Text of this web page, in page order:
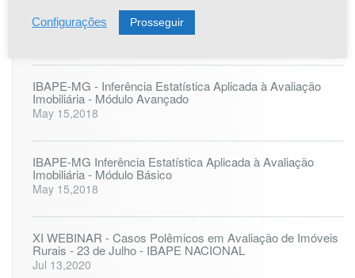
ONLINE: LAUDO PERICIAL DE ENGENHARIA - 25 à 27
de agosto
IBAPE-MG - Inferência Estatística Aplicada à Avaliação
Imobiliária - Módulo Avançado
May 15,2018
IBAPE-MG Inferência Estatística Aplicada à Avaliação
Imobiliária - Módulo Básico
May 15,2018
XI WEBINAR - Casos Polêmicos em Avaliação de Imóveis
Rurais - 23 de Julho - IBAPE NACIONAL
Jul 13,2020
Configurações Prosseguir